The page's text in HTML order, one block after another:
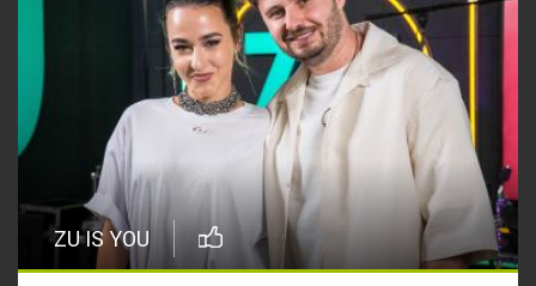
ZU IS YOU